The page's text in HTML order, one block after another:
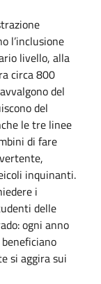
l’inclusione
livello, alla
circa 800
del
del
le tre linee
di fare
inquinanti.
i
delle
ogni anno
si aggira sui